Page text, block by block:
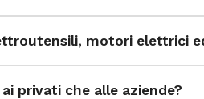
motori elettrici
privati che alle aziende?